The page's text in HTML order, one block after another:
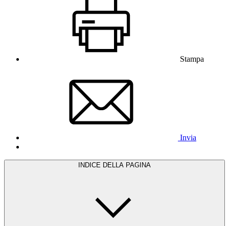
Stampa
Invia
INDICE DELLA PAGINA